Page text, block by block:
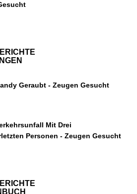
Geraubt - Zeugen Gesucht
Mit Drei
Personen - Zeugen Gesucht